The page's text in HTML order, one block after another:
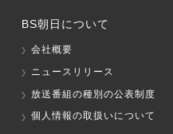
BS朝日について
会社概要
ニュースリリース
放送番組の種別の公表制度
個人情報の取扱いについて